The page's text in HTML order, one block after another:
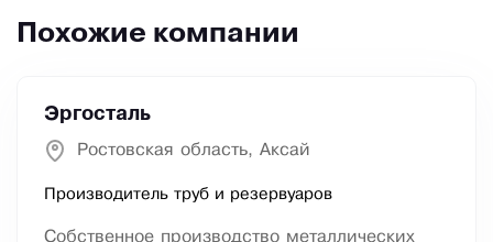
Похожие компании
Эргосталь
Ростовская область, Аксай
Производитель труб и резервуаров
Собственное производство металлических